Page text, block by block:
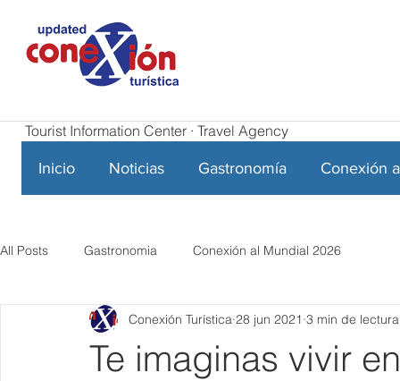
Tourist Information Center · Travel Agency
Inicio Noticias Gastronomía Conexión
All Posts Gastronomia Conexión al Mundial 2026
Te imaginas vivir
Conexión Turística 28 jun 2021 3 min de lectura